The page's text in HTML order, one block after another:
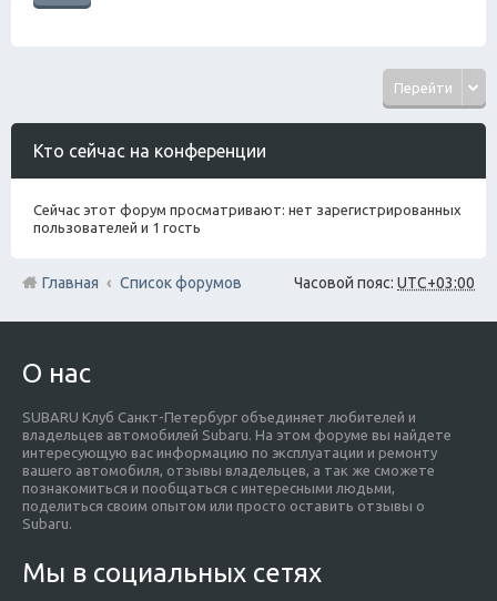
Перейти
Кто сейчас на конференции
Сейчас этот форум просматривают: нет зарегистрированных
пользователей и 1 гость
Часовой пояс: UTC+03:00
Главная Список форумов
О нас
SUBARU Клуб Санкт-Петербург объединяет любителей и
владельцев автомобилей Subaru. На этом форуме вы найдете
интересующую вас информацию по эксплуатации и ремонту
вашего автомобиля, отзывы владельцев, а так же сможете
познакомиться и пообщаться с интересными людьми,
поделиться своим опытом или просто оставить отзывы о
Subaru.
Мы в социальных сетях